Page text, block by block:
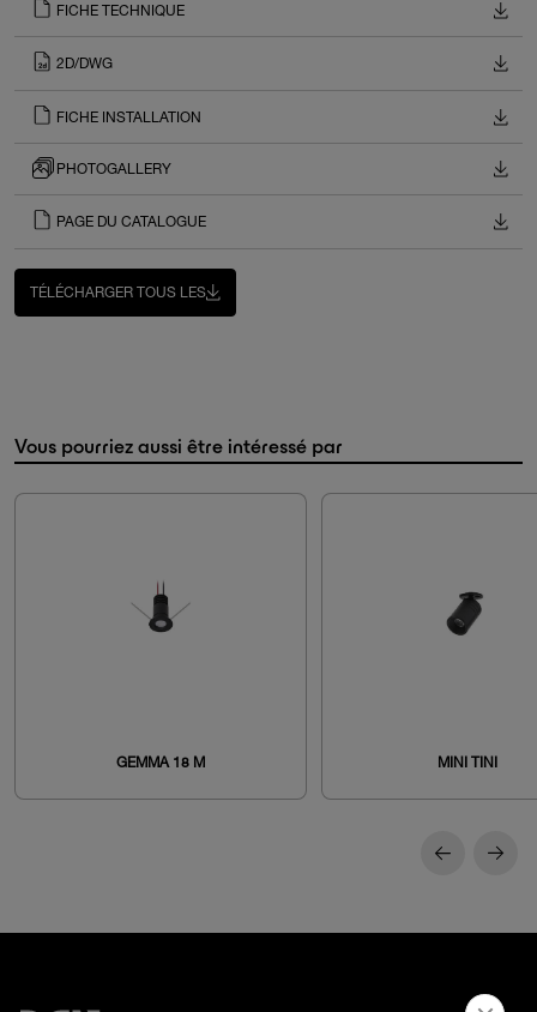
FICHE TECHNIQUE
2D/DWG
FICHE INSTALLATION
PHOTOGALLERY
PAGE DU CATALOGUE
TÉLÉCHARGER TOUS LES
Vous pourriez aussi être intéressé par
GEMMA 18 M MINI TINI